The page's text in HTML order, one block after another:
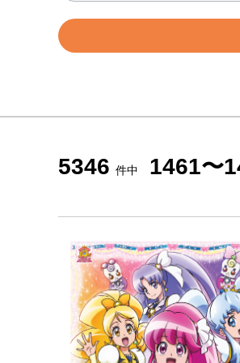
5346 件中 1461〜